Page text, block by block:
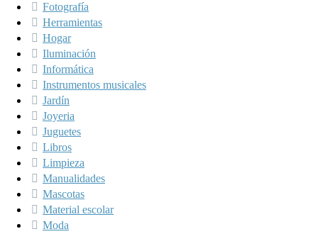
Fotografía
Herramientas
Hogar
Iluminación
Informática
Instrumentos musicales
Jardín
Joyeria
Juguetes
Libros
Limpieza
Manualidades
Mascotas
Material escolar
Moda